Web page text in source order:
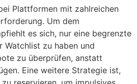
Plattformen mit zahlreichen
Um dem
es sich, nur eine begrenzte
Watchlist zu haben und
zu überprüfen, anstatt
Eine weitere Strategie ist,